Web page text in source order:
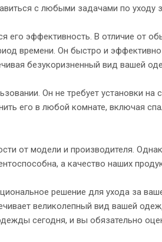
с любыми задачами по уходу
эффективность. В отличие от
времени. Он быстро и эффективно
безукоризненный вид вашей
Он не требует установки на
его в любой комнате, включая
от модели и производителя.
а качество наших
решение для ухода за
великолепный вид вашей
сегодня, и вы обязательно